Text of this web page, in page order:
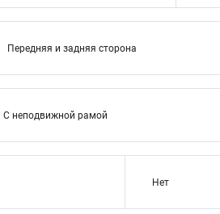
Передняя и задняя сторона
С неподвижной рамой
Нет